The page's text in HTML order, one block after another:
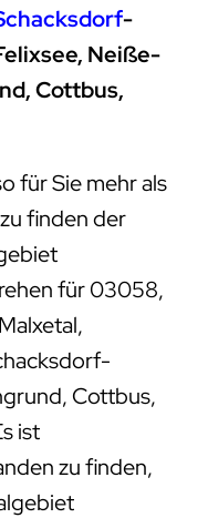
-
Neiße-
Cottbus,
für Sie mehr als
finden der
für 03058,
Cottbus,
ist
zu finden,